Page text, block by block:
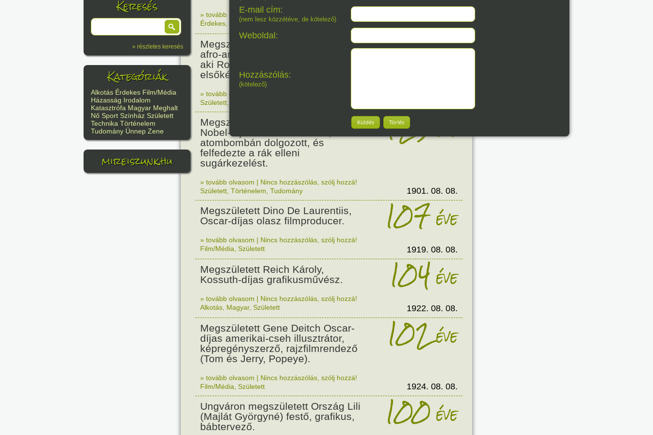
Keresés
» részletes keresés
Kategóriák
Alkotás Érdekes Film/Média
Házasság Irodalom
Katasztrófa Magyar Meghalt
Nő Sport Színház Született
Technika Történelem
Tudomány Ünnep Zene
mireiszunk.hu
» tovább olvasom|Nincs hozzászólás, szólj hozzá!
Érdekes
Magyar 1840. 08. 08.
Megszületett Matthew A. Henson
afro-amerikai származású segítő,
aki Robert Peary felfedezővel
elsőként járt az Északi-sarkon.
160éve
» tovább olvasom
Született
Megszületett Ernest Lawrence,
Nobel-díjas amerikai fizikus, aki az
atombombán dolgozott, és
felfedezte a rák elleni
sugárkezelést.
125éve
» tovább olvasom | Nincs hozzászólás, szólj hozzá!
Született Történelem Tudomány 1901. 08. 08.
Megszületett Dino De Laurentiis,
Oscar-díjas olasz filmproducer.
107éve
» tovább olvasom | Nincs hozzászólás, szólj hozzá!
Film/Média Született 1919. 08. 08.
Megszületett Reich Károly,
Kossuth-díjas grafikusművész.
104éve
» tovább olvasom | Nincs hozzászólás, szólj hozzá!
Alkotás Magyar, Született 1922. 08. 08.
Megszületett Gene Deitch Oscar-
díjas amerikai-cseh illusztrátor,
képregényszerző, rajzfilmrendező
(Tom és Jerry, Popeye).
102éve
» tovább olvasom | Nincs hozzászólás, szólj hozzá!
Film/Média Született 1924. 08. 08.
Ungváron megszületett Ország Lili
(Majlát Györgyné) festő, grafikus,
bábtervező.
100éve
E-mail cím:
(nem lesz közzétéve, de kötelező)
Weboldal:
Hozzászólás:
(kötelező)
Küldés Törlés